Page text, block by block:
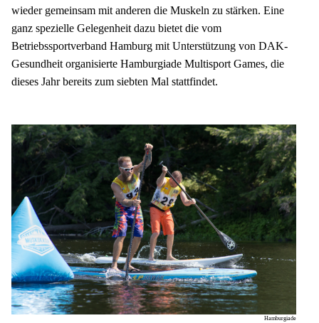
wieder gemeinsam mit anderen die Muskeln zu stärken. Eine
ganz spezielle Gelegenheit dazu bietet die vom
Betriebssportverband Hamburg mit Unterstützung von DAK-
Gesundheit organisierte Hamburgiade Multisport Games, die
dieses Jahr bereits zum siebten Mal stattfindet.
Hamburgiade